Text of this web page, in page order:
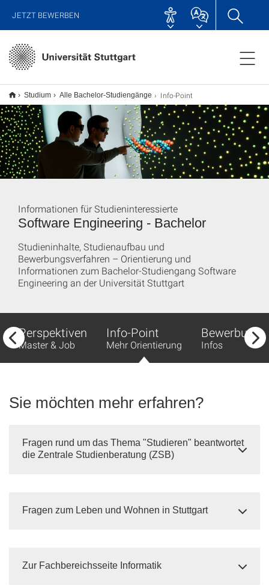
JETZT BEWERBEN
Studium Alle Bachelor-Studiengänge Info-Point
Software Engineering - Bachelor
Informationen für Studieninteressierte
Studieninhalte, Studienaufbau und
Bewerbungsverfahren – Orientierung und
Informationen zum Bachelor-Studiengang Software
Engineering an der Universität Stuttgart
Perspektiven
Master & Job
Info-Point
Mehr Orientierung
Bewerbung
Infos
Sie möchten mehr erfahren?
Fragen rund um das Thema "Studieren" beantwortet
die Zentrale Studienberatung (ZSB)
Fragen zum Leben und Wohnen in Stuttgart
Zur Fachbereichsseite Informatik